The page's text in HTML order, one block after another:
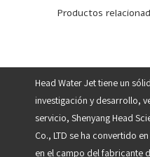
Productos
Head Water Jet tiene un
investigación y desarrollo,
servicio, Shenyang Head
Co., LTD se ha convertido
en el campo del fabricante